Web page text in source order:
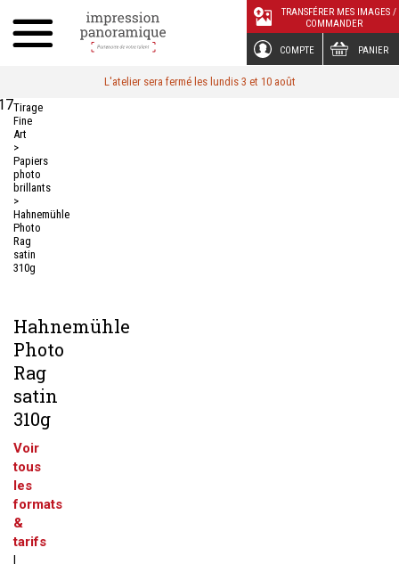
COMPTE PANIER
TRANSFÉRER MES IMAGES /
COMMANDER
L'atelier sera fermé les lundis 3 et 10 août
Tirage
Fine
Art
>
Papiers
photo
brillants
>
Hahnemühle
Photo
Rag
satin
310g
Hahnemühle
Photo
Rag
satin
310g
Voir
tous
les
formats
&
tarifs